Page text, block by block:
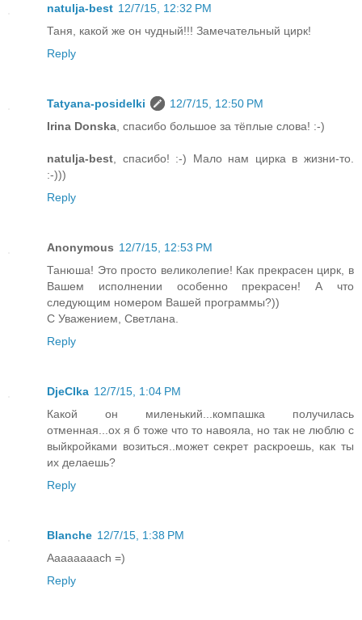
natulja-best 12/7/15, 12:32 PM
Таня, какой же он чудный!!! Замечательный цирк!
Reply
Tatyana-posidelki
12/7/15, 12:50 PM
Irina Donska , спасибо большое за тёплые слова! :-)
natulja-best , спасибо! :-) Мало нам цирка в жизни-то.
:-)))
Reply
Anonymous 12/7/15, 12:53 PM
Танюша! Это просто великолепие! Как прекрасен цирк, в
Вашем исполнении особенно прекрасен! А что
следующим номером Вашей программы?))
С Уважением, Светлана.
Reply
DjeCIka 12/7/15, 1:04 PM
Какой он миленький...компашка получилась
отменная...ох я б тоже что то навояла, но так не люблю с
выйкройками возиться..может секрет раскроешь, как ты
их делаешь?
Reply
Blanche 12/7/15, 1:38 PM
Aaaaaaaach =)
Reply